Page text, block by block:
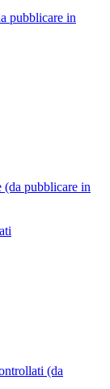
pubblicare in
(da pubblicare in
(da